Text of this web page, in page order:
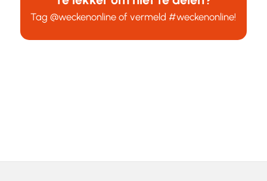
Tag@weckenonline of vermeld#weckenonline!